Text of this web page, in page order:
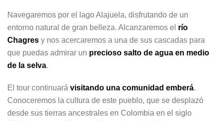
Navegaremos por el lago Alajuela, disfrutando de un
entorno natural de gran belleza. Alcanzaremos el río
Chagres y nos acercaremos a una de sus cascadas para
que puedas admirar un precioso salto de agua en medio
de la selva.
El tour continuará visitando una comunidad emberá.
Conoceremos la cultura de este pueblo, que se desplazó
desde sus tierras ancestrales en Colombia en el siglo